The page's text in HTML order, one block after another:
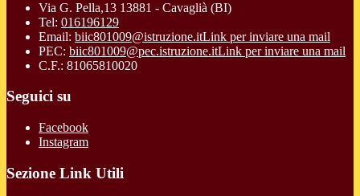
Via G. Pella,13 13881 - Cavaglià (BI)
Tel: 016196129
Email: biic801009@istruzione.itLink per inviare una mail
PEC: biic801009@pec.istruzione.itLink per inviare una mail
C.F.: 81065810020
Seguici su
Facebook
Instagram
Sezione Link Utili